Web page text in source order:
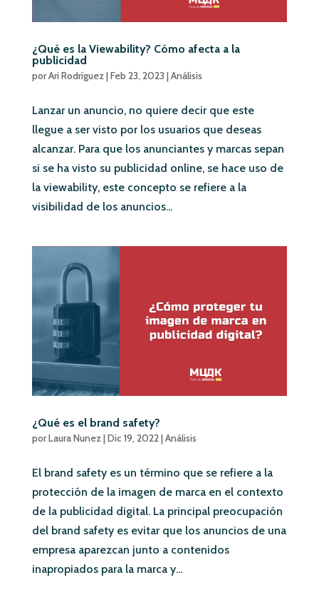
¿Qué es la Viewability? Cómo afecta a la
publicidad
porAri Rodríguez|Feb 23, 2023 |Análisis
Lanzar un anuncio, no quiere decir que este
llegue a ser visto por los usuarios que deseas
alcanzar. Para que los anunciantes y marcas sepan
si se ha visto su publicidad online, se hace uso de
la viewability, este concepto se refiere a la
visibilidad de los anuncios...
¿Qué es el brand safety?
porLaura Nunez|Dic 19, 2022|Análisis
El brand safety es un término que se refiere a la
protección de la imagen de marca en el contexto
de la publicidad digital. La principal preocupación
del brand safety es evitar que los anuncios de una
empresa aparezcan junto a contenidos
inapropiados para la marca y...